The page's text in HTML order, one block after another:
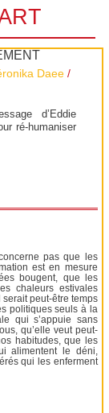
Daee /
d’Eddie
ré-humaniser
pas que les
est en mesure
bougent, que les
chaleurs estivales
peut-être temps
politiques seuls à la
qui s’appuie sans
qu’elle veut peut-
habitudes, que les
alimentent le déni,
qui les enferment